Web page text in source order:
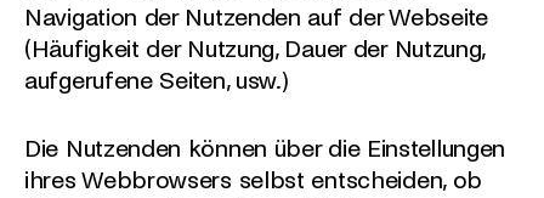
Navigation der Nutzenden auf der Webseite
(Häufigkeit der Nutzung, Dauer der Nutzung,
aufgerufene Seiten, usw.)
Die Nutzenden können über die Einstellungen
ihres Webbrowsers selbst entscheiden, ob